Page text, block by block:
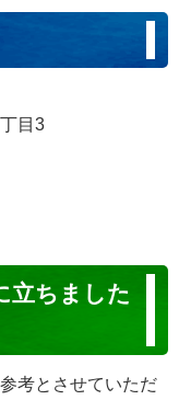
目3
立ちました
考とさせていただ